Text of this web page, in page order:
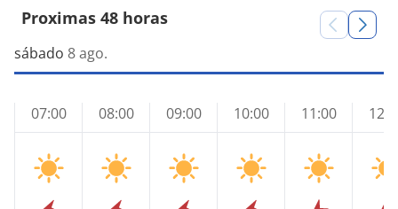
Proximas 48 horas
sábado 8 ago.
07:00 08:00 09:00 10:00 11:00